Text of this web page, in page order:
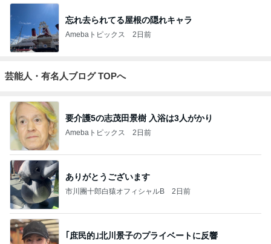
忘れ去られてる屋根の隠れキャラ
Amebaトピックス 2日前
芸能人・有名人ブログ TOPへ
要介護5の志茂田景樹 入浴は3人がかり
Amebaトピックス 2日前
ありがとうございます
市川團十郎白猿オフィシャルB 2日前
｢庶民的｣北川景子のプライベートに反響